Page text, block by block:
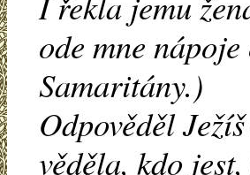
ode mne
Samaritány.)
Odpověděl
věděla, kdo